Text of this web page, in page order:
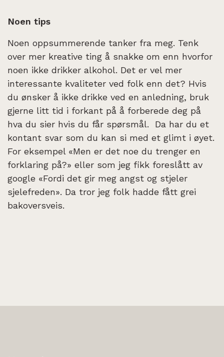
Noen tips
Noen oppsummerende tanker fra meg. Tenk
over mer kreative ting å snakke om enn hvorfor
noen ikke drikker alkohol. Det er vel mer
interessante kvaliteter ved folk enn det? Hvis
du ønsker å ikke drikke ved en anledning, bruk
gjerne litt tid i forkant på å forberede deg på
hva du sier hvis du får spørsmål. Da har du et
kontant svar som du kan si med et glimt i øyet.
For eksempel «Men er det noe du trenger en
forklaring på?» eller som jeg fikk foreslått av
google «Fordi det gir meg angst og stjeler
sjelefreden». Da tror jeg folk hadde fått grei
bakoversveis.